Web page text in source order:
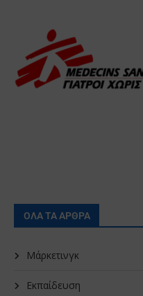
ΟΛΑ ΤΑ ΑΡΘΡΑ
Μάρκετινγκ
Εκπαίδευση